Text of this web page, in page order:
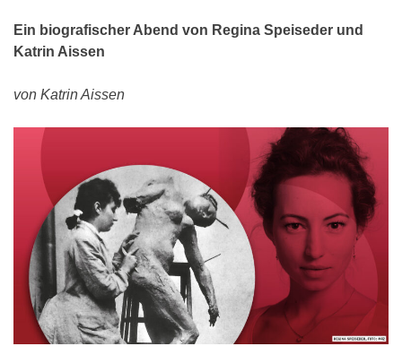
Ein biografischer Abend von Regina Speiseder und
Katrin Aissen
von Katrin Aissen